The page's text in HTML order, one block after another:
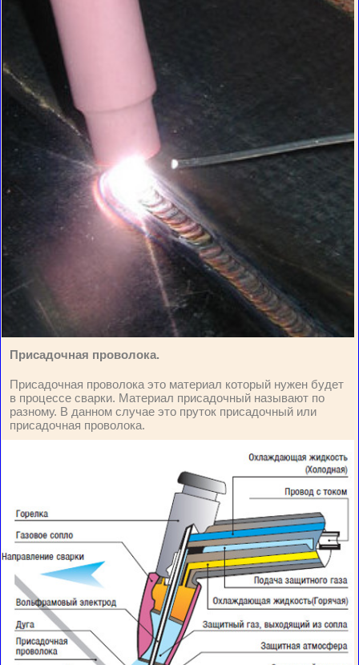
Присадочная проволока.
Присадочная проволока это материал который нужен будет
в процессе сварки. Материал присадочный называют по
разному. В данном случае это пруток присадочный или
присадочная проволока.